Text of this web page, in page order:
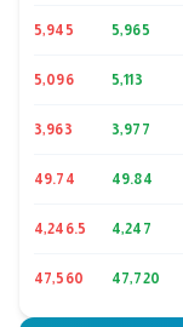
5,965
5,945
5,113
5,096
3,977
3,963
49.84
49.74
4,247
4,246.5
47,720
47,560